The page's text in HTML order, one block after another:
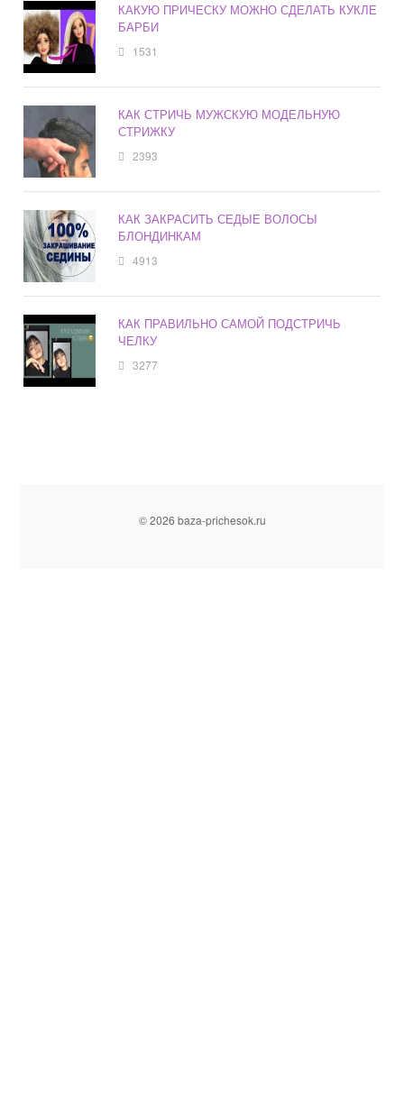
КАКУЮ ПРИЧЕСКУ МОЖНО СДЕЛАТЬ КУКЛЕ
БАРБИ
1531
КАК СТРИЧЬ МУЖСКУЮ МОДЕЛЬНУЮ
СТРИЖКУ
2393
КАК ЗАКРАСИТЬ СЕДЫЕ ВОЛОСЫ
БЛОНДИНКАМ
4913
КАК ПРАВИЛЬНО САМОЙ ПОДСТРИЧЬ
ЧЕЛКУ
3277
© 2026 baza-prichesok.ru